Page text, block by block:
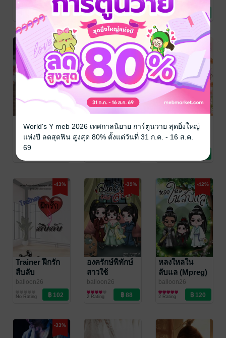
นิยายรักจีนโบราณ
นิยายรักจีนโบราณ
2 Rating
นิยายรัก
No Rating
รัก
balloon26
นิยายรัก
1 Rating
ไป ข้าน่ะสนใจ
ฮ่องเต้!
balloon26
รักใสใส หัวใจ
เพียวๆ
balloon26
-43%
Trainer ฝึกรัก
สืบลับ
balloon26
นิยายวาย Boy
Love / Yaoi
No Rating
-39%
องครักษ์พิทักษ์
สาวใช้
balloon26
นิยาย Girl
Love/Yuri
2 Rating
-42%
หลงใหลใน
ลับแล (Mpreg)
balloon26
นิยายวาย Boy
Love / Yaoi
2 Rating
-33%
World's Y meb 2026 เทศกาลนิยาย การ์ตูนวาย สุดยิ่งใหญ่
แห่งปี ลดสุดฟิน สูงสุด 80% ตั้งแต่วันที่ 31 ก.ค. - 16 ส.ค.
69